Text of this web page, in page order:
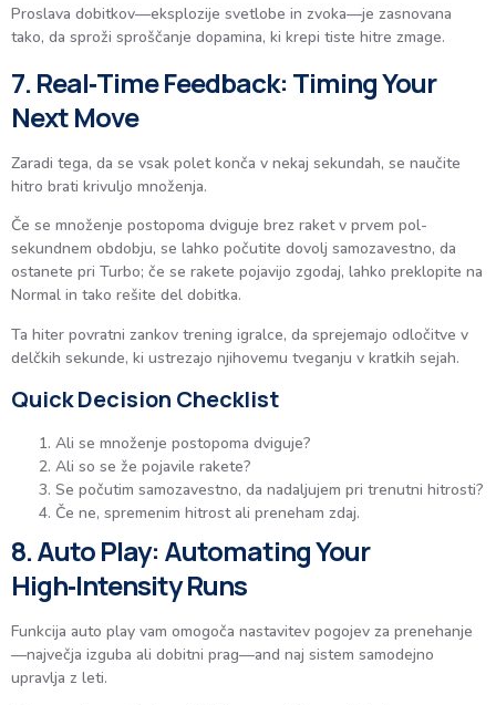
Proslava dobitkov—eksplozije svetlobe in zvoka—je zasnovana
tako, da sproži sproščanje dopamina, ki krepi tiste hitre zmage.
7. Real‑Time Feedback: Timing Your
Next Move
Zaradi tega, da se vsak polet konča v nekaj sekundah, se naučite
hitro brati krivuljo množenja.
Če se množenje postopoma dviguje brez raket v prvem pol-
sekundnem obdobju, se lahko počutite dovolj samozavestno, da
ostanete pri Turbo; če se rakete pojavijo zgodaj, lahko preklopite na
Normal in tako rešite del dobitka.
Ta hiter povratni zankov trening igralce, da sprejemajo odločitve v
delčkih sekunde, ki ustrezajo njihovemu tveganju v kratkih sejah.
Quick Decision Checklist
Ali se množenje postopoma dviguje?
Ali so se že pojavile rakete?
Se počutim samozavestno, da nadaljujem pri trenutni hitrosti?
Če ne, spremenim hitrost ali preneham zdaj.
8. Auto Play: Automating Your
High‑Intensity Runs
Funkcija auto play vam omogoča nastavitev pogojev za prenehanje
—največja izguba ali dobitni prag—and naj sistem samodejno
upravlja z leti.